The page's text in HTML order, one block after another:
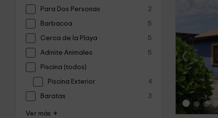
Para Dos Personas 2
Barbacoa 5
Cerca de la Playa 5
Admite Animales 5
Piscina (todos)
Piscina Exterior 4
Baratas 3
Ver más +
‹